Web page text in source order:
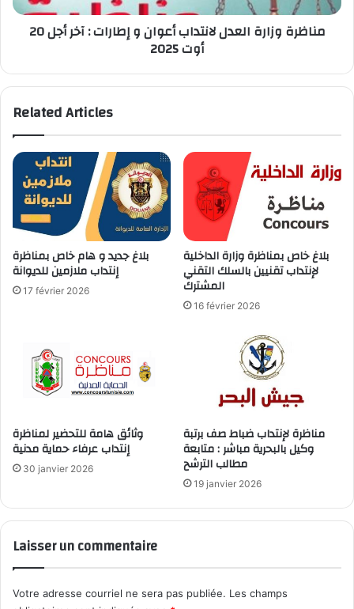
آخر
مناظرة وزارة العدل لانتداب أعوان و إطارات : آخر أجل 20
أوت 2025
Related Articles
بلاغ جديد و هام خاص بمناظرة
إنتداب ملازمين للديوانة
17 février 2026
بلاغ خاص بمناظرة وزارة الداخلية
لإنتداب تقنيين بالسلك التقني
المشترك
16 février 2026
وثائق هامة للتحضير لمناظرة
إنتداب عرفاء حماية مدنية
30 janvier 2026
مناظرة لإنتداب ضباط صف برتبة
وكيل بالبحرية مباشر : متابعة
مطالب الترشح
19 janvier 2026
Laisser un commentaire
Votre adresse courriel ne sera pas publiée. Les champs